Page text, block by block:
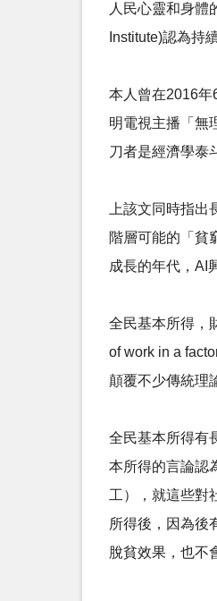
人民心靈和身體
Institute)認為持
本人曾在2016年
明電視主播「無
刀者是經濟學泰
上該文同時指
階層可能的「貧
成長的年代，AI
全民基本所得，
of work in a
顛覆不少傳統理
全民基本所得有
本所得的言論認
工），就這些對
所得後，因為後
脫貧效果，也不